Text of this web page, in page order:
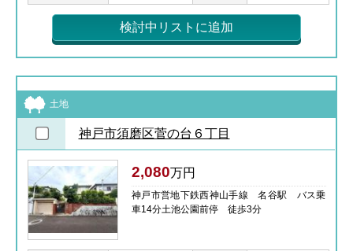
検討中リストに追加
土地
神戸市須磨区菅の台６丁目
2,080万円
神戸市営地下鉄西神山手線 名谷駅 バス乗
車14分土池公園前停 徒歩3分